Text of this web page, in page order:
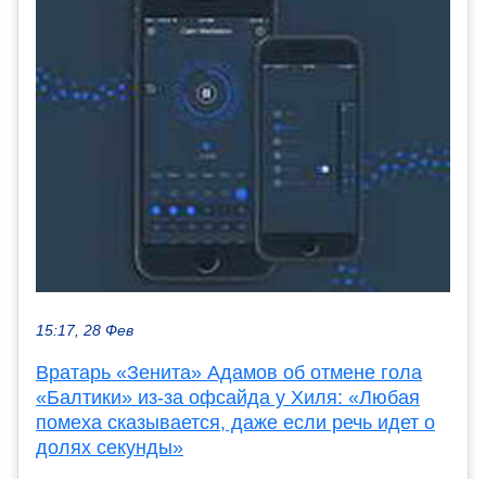
15:17, 28 Фев
Вратарь «Зенита» Адамов об отмене гола
«Балтики» из-за офсайда у Хиля: «Любая
помеха сказывается, даже если речь идет о
долях секунды»